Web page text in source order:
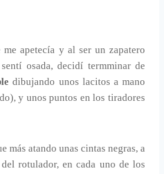
me apetecía y al ser un zapatero
osada, decidí termminar de
dibujando unos lacitos a mano
y unos puntos en los tiradores
más atando unas cintas negras, a
rotulador, en cada uno de los